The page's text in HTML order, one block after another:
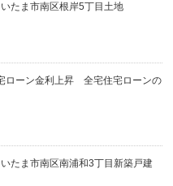
たま市南区根岸5丁目土地
ローン金利上昇 全宅住宅ローンの
たま市南区南浦和3丁目新築戸建